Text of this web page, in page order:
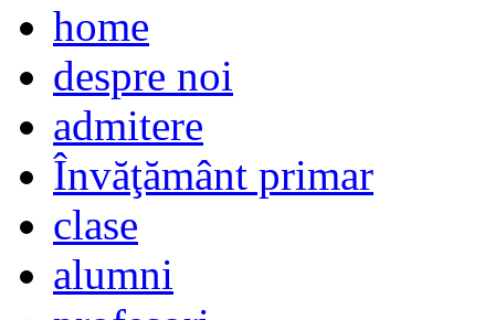
home
despre noi
admitere
Învăţământ primar
clase
alumni